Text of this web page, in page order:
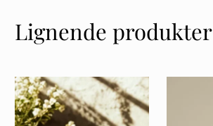
Lignende produkter